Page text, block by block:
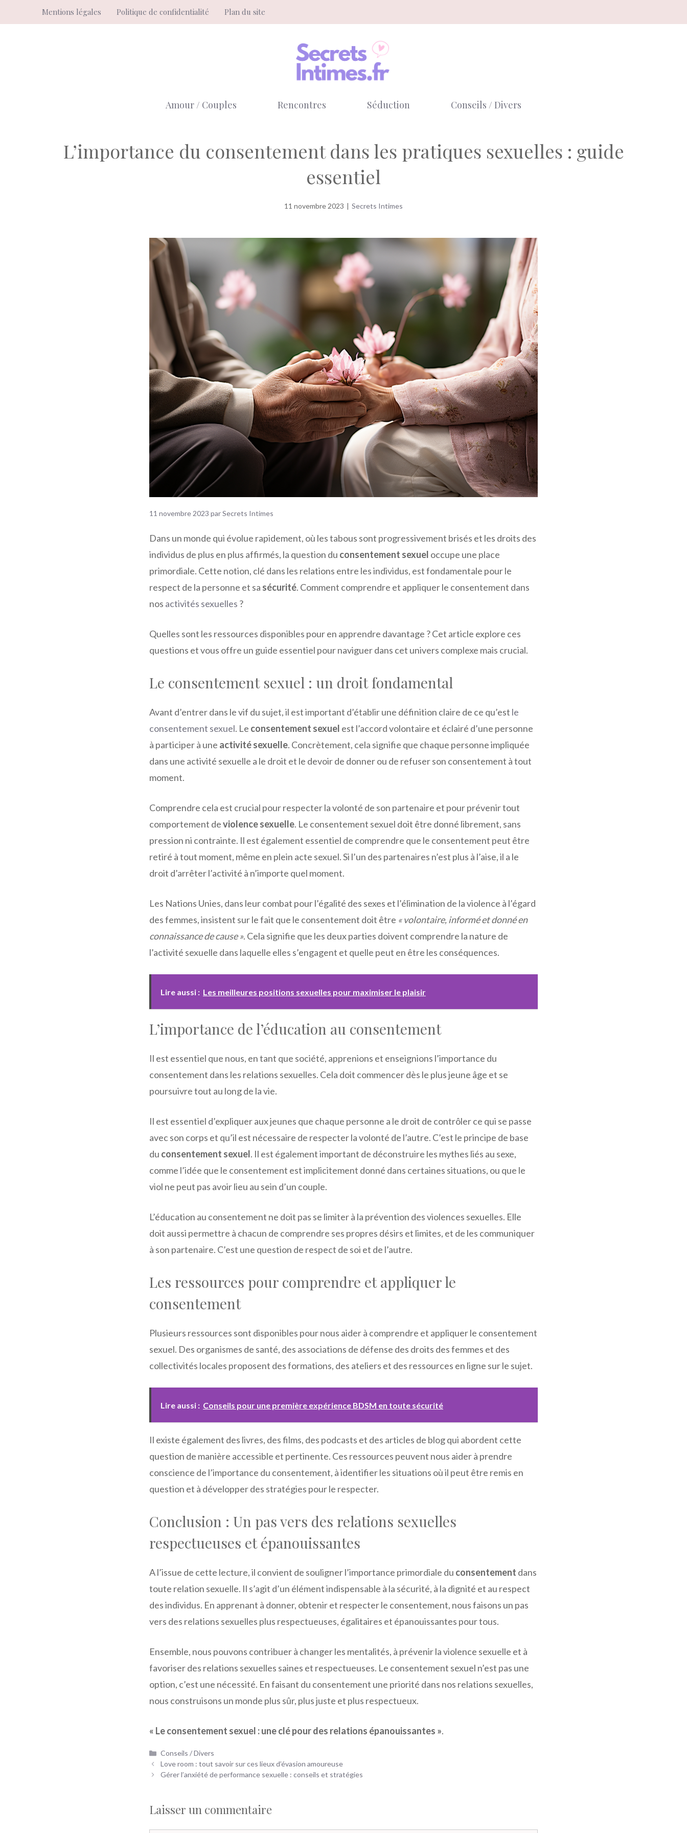
au
Mentions légales Politique de confidentialité Plan du site
Amour / Couples Rencontres Séduction Conseils / Divers
L’importance du consentement dans les pratiques sexuelles : guide
essentiel
11 novembre 2023 | Secrets Intimes
11 novembre 2023 parSecrets Intimes
Dans un monde qui évolue rapidement, où les tabous sont progressivement brisés et les droits des
individus de plus en plus affirmés, la question du consentement sexuel occupe une place
primordiale. Cette notion, clé dans les relations entre les individus, est fondamentale pour le
respect de la personne et sa sécurité. Comment comprendre et appliquer le consentement dans
nos activités sexuelles ?
Quelles sont les ressources disponibles pour en apprendre davantage ? Cet article explore ces
questions et vous offre un guide essentiel pour naviguer dans cet univers complexe mais crucial.
Le consentement sexuel : un droit fondamental
Avant d’entrer dans le vif du sujet, il est important d’établir une définition claire de ce qu’est le
consentement sexuel. Le consentement sexuel est l’accord volontaire et éclairé d’une personne
à participer à une activité sexuelle. Concrètement, cela signifie que chaque personne impliquée
dans une activité sexuelle a le droit et le devoir de donner ou de refuser son consentement à tout
moment.
Comprendre cela est crucial pour respecter la volonté de son partenaire et pour prévenir tout
comportement deviolence sexuelle. Le consentement sexuel doit être donné librement, sans
pression ni contrainte. Il est également essentiel de comprendre que le consentement peut être
retiré à tout moment, même en plein acte sexuel. Si l’un des partenaires n’est plus à l’aise, il a le
droit d’arrêter l’activité à n’importe quel moment.
Les Nations Unies, dans leur combat pour l’égalité des sexes et l’élimination de la violence à l’égard
des femmes, insistent sur le fait que le consentement doit être « volontaire, informé et donné en
connaissance de cause ». Cela signifie que les deux parties doivent comprendre la nature de
l’activité sexuelle dans laquelle elles s’engagent et quelle peut en être les conséquences.
Lire aussi : Les meilleures positions sexuelles pour maximiser le plaisir
L’importance de l’éducation au consentement
Il est essentiel que nous, en tant que société, apprenions et enseignions l’importance du
consentement dans les relations sexuelles. Cela doit commencer dès le plus jeune âge et se
poursuivre tout au long de la vie.
Il est essentiel d’expliquer aux jeunes que chaque personne a le droit de contrôler ce qui se passe
avec son corps et qu’il est nécessaire de respecter la volonté de l’autre. C’est le principe de base
du consentement sexuel. Il est également important de déconstruire les mythes liés au sexe,
comme l’idée que le consentement est implicitement donné dans certaines situations, ou que le
viol ne peut pas avoir lieu au sein d’un couple.
L’éducation au consentement ne doit pas se limiter à la prévention des violences sexuelles. Elle
doit aussi permettre à chacun de comprendre ses propres désirs et limites, et de les communiquer
à son partenaire. C’est une question de respect de soi et de l’autre.
Les ressources pour comprendre et appliquer le
consentement
Plusieurs ressources sont disponibles pour nous aider à comprendre et appliquer le consentement
sexuel. Des organismes de santé, des associations de défense des droits des femmes et des
collectivités locales proposent des formations, des ateliers et des ressources en ligne sur le sujet.
Lire aussi : Conseils pour une première expérience BDSM en toute sécurité
Il existe également des livres, des films, des podcasts et des articles de blog qui abordent cette
question de manière accessible et pertinente. Ces ressources peuvent nous aider à prendre
conscience de l’importance du consentement, à identifier les situations où il peut être remis en
question et à développer des stratégies pour le respecter.
Conclusion : Un pas vers des relations sexuelles
respectueuses et épanouissantes
A l’issue de cette lecture, il convient de souligner l’importance primordiale du consentement dans
toute relation sexuelle. Il s’agit d’un élément indispensable à la sécurité, à la dignité et au respect
des individus. En apprenant à donner, obtenir et respecter le consentement, nous faisons un pas
vers des relations sexuelles plus respectueuses, égalitaires et épanouissantes pour tous.
Ensemble, nous pouvons contribuer à changer les mentalités, à prévenir la violence sexuelle et à
favoriser des relations sexuelles saines et respectueuses. Le consentement sexuel n’est pas une
option, c’est une nécessité. En faisant du consentement une priorité dans nos relations sexuelles,
nous construisons un monde plus sûr, plus juste et plus respectueux.
« Le consentement sexuel : une clé pour des relations épanouissantes ».
Catégories
Conseils / Divers
Love room : tout savoir sur ces lieux d’évasion amoureuse
Gérer l’anxiété de performance sexuelle : conseils et stratégies
Laisser un commentaire